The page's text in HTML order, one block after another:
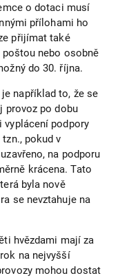
o dotaci musí
přílohami ho
přijímat také
nebo osobně
do 30. října.
například to, že se
provoz po dobu
podpory
pokud v
na podporu
krácena. Tato
byla nově
se nevztahuje na
hvězdami mají za
na nejvyšší
mohou dostat